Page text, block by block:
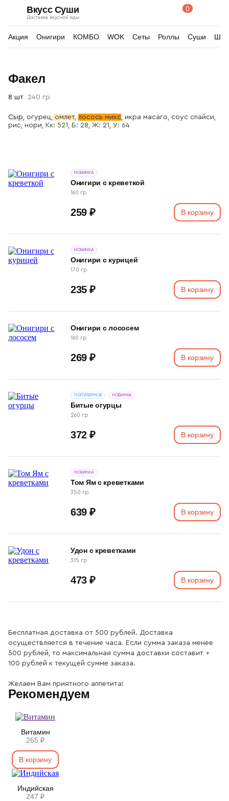
Вкусс Суши
Доставка вкусной еды
ПоискКорзина
0
Акция Онигири КОМБО WOK Сеты Роллы Суши
Факел
8 шт 240 гр
Сыр, огурец, омлет, лосось микс, икра масаго, соус спайси,
рис, нори, Кк: 521, Б: 28, Ж: 21, У: 64
Онигири с креветкой
НОВИНКА
160 гр
259 ₽ В корзину
Онигири с курицей
НОВИНКА
170 гр
235 ₽ В корзину
Онигири с лососем
160 гр
269 ₽ В корзину
Битые огурцы
ПОПУЛЯРНОЕ НОВИНКА
260 гр
372 ₽ В корзину
Том Ям с креветками
НОВИНКА
350 гр
639 ₽ В корзину
Удон с креветками
315 гр
473 ₽ В корзину
товара
Бесплатная доставка от 500 рублей. Доставка
осуществляется в течение часа. Если сумма заказа менее
500 рублей, то максимальная сумма доставки составит +
100 рублей к текущей сумме заказа.
Желаем Вам приятного аппетита!
Рекомендуем
Витамин
265 ₽
В корзину
Индийская
247 ₽